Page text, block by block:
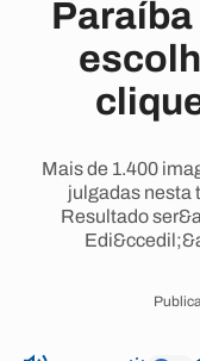
Mais de 1.400
julgadas nesta
Resultado